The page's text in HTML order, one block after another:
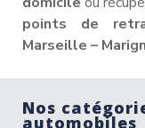
points de
Marseille –
Nos
automobiles